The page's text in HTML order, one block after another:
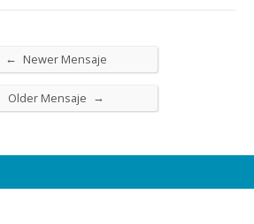
← Newer Mensaje
Older Mensaje →